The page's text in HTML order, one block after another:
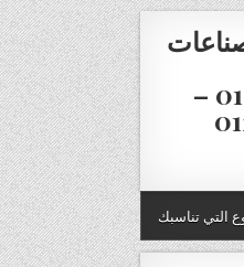
01211116955 – 01211116956 –
التي تناسبك